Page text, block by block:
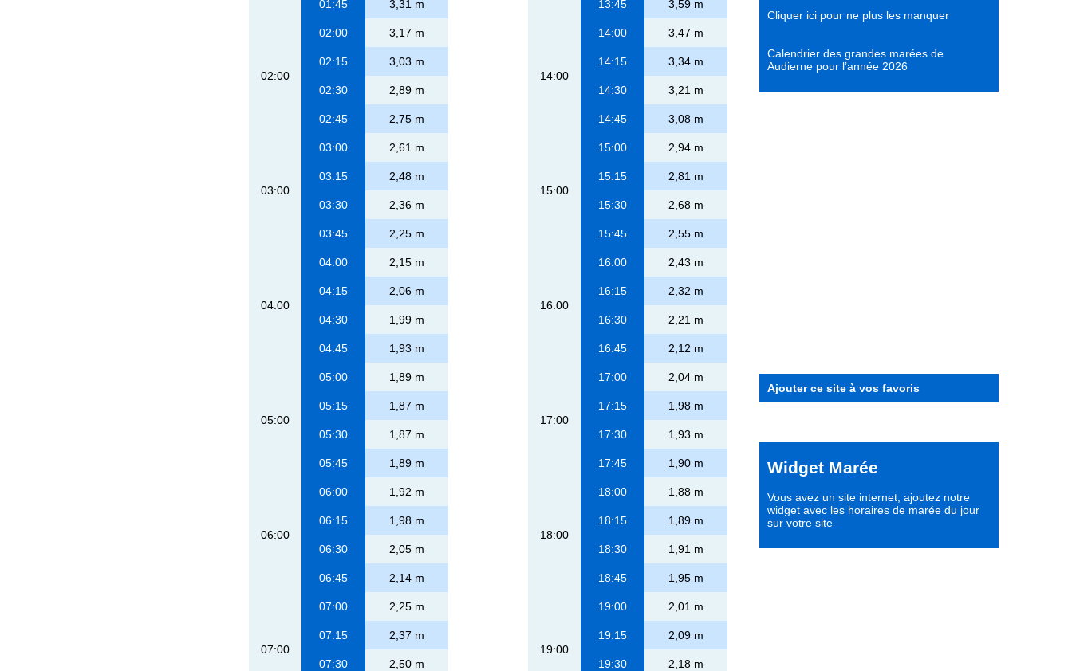
01:45 3,31 m
02:00
02:00 3,17 m
02:15 3,03 m
02:30 2,89 m
02:45 2,75 m
03:00
03:00 2,61 m
03:15 2,48 m
03:30 2,36 m
03:45 2,25 m
04:00
04:00 2,15 m
04:15 2,06 m
04:30 1,99 m
04:45 1,93 m
05:00
05:00 1,89 m
05:15 1,87 m
05:30 1,87 m
05:45 1,89 m
06:00
06:00 1,92 m
06:15 1,98 m
06:30 2,05 m
06:45 2,14 m
07:00
07:00 2,25 m
07:15 2,37 m
07:30 2,50 m
13:45 3,59 m
14:00
14:00 3,47 m
14:15 3,34 m
14:30 3,21 m
14:45 3,08 m
15:00
15:00 2,94 m
15:15 2,81 m
15:30 2,68 m
15:45 2,55 m
16:00
16:00 2,43 m
16:15 2,32 m
16:30 2,21 m
16:45 2,12 m
17:00
17:00 2,04 m
17:15 1,98 m
17:30 1,93 m
17:45 1,90 m
18:00
18:00 1,88 m
18:15 1,89 m
18:30 1,91 m
18:45 1,95 m
19:00
19:00 2,01 m
19:15 2,09 m
19:30 2,18 m
Cliquer ici pour ne plus les manquer
Calendrier des grandes marées de
Audierne pour l’année 2026
Ajouter ce site à vos favoris
Widget Marée
Vous avez un site internet, ajoutez notre
widget avec les horaires de marée du jour
sur votre site